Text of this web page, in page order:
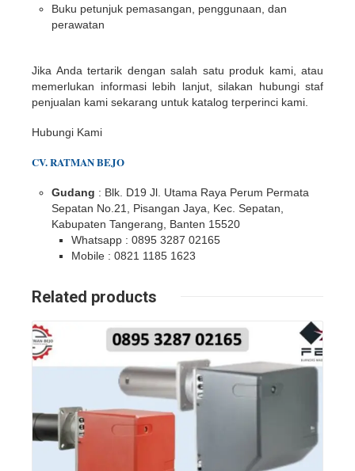
Buku petunjuk pemasangan, penggunaan, dan
perawatan
Jika Anda tertarik dengan salah satu produk kami, atau
memerlukan informasi lebih lanjut, silakan hubungi staf
penjualan kami sekarang untuk katalog terperinci kami.
Hubungi Kami
CV. RATMAN BEJO
Gudang : Blk. D19 Jl. Utama Raya Perum Permata
Sepatan No.21, Pisangan Jaya, Kec. Sepatan,
Kabupaten Tangerang, Banten 15520
Whatsapp : 0895 3287 02165
Mobile : 0821 1185 1623
Related products
Details